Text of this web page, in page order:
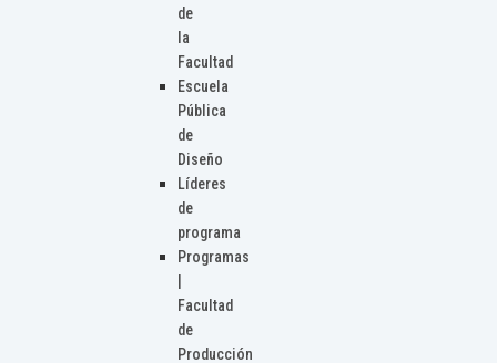
de
la
Facultad
Escuela
Pública
de
Diseño
Líderes
de
programa
Programas
Facultad
de
Producción